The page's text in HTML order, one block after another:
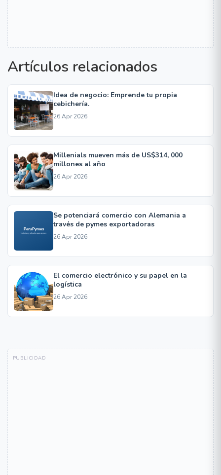
Artículos relacionados
Idea de negocio: Emprende tu propia
cebichería.
26 Apr 2026
Millenials mueven más de US$314, 000
millones al año
26 Apr 2026
Se potenciará comercio con Alemania a
través de pymes exportadoras
26 Apr 2026
El comercio electrónico y su papel en la
logística
26 Apr 2026